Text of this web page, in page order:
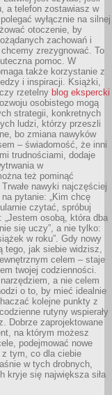
a telefon zostawiasz w
wyłącznie na silnej
otoczenie, by
zachowań i
zrezygnować. To
pomoc. W
także korzystanie z
i inspiracji. Książki,
rzetelny blog ekspercki
osobistego mogą
strategii, konkretnych
ludzi, którzy przeszli
bo zmiana nawyków
– świadomość, że inni
trudnościami, dodaje
w
też pominąć
nawyki najczęściej
pytanie: „Kim chcę
czytać, spróbuj
osobą, która dba
się uczy”, a nie tylko:
w roku”. Gdy nowy
tego, jak siebie widzisz,
celem – staje
twojej codzienności.
a nie celem
o to, by mieć idealnie
kolejne punkty z
rutyny wspierały
Dobrze zaprojektowane
na którym możesz
podejmować nowe
tym, co dla ciebie
w tych drobnych,
kryje się największa siła